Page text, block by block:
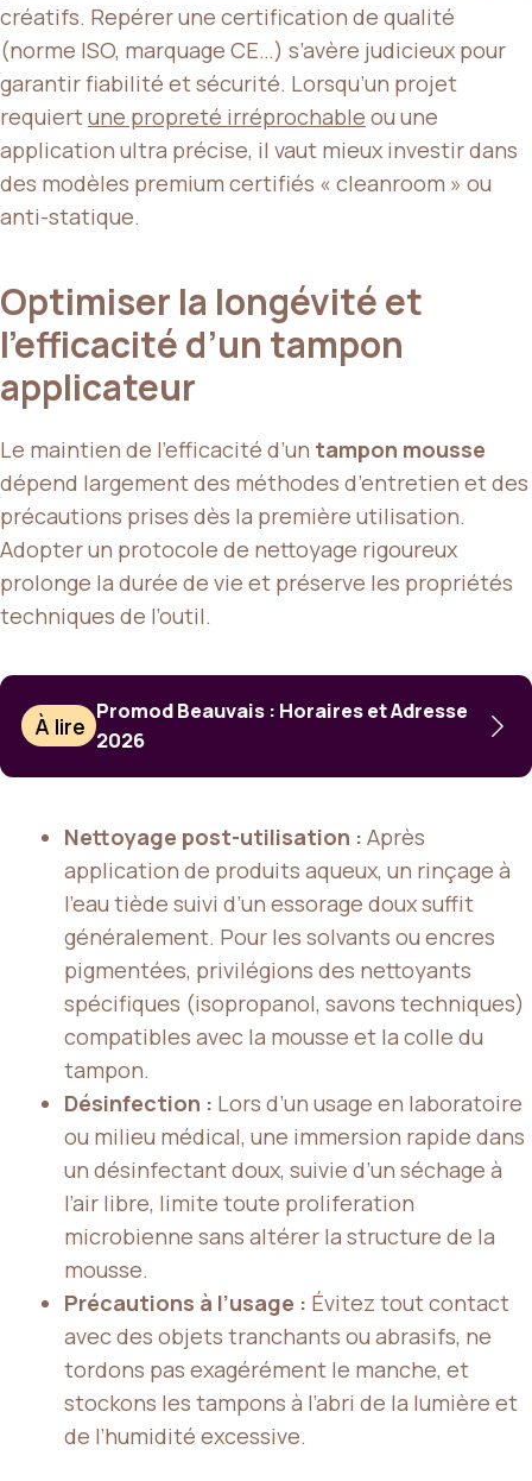
créatifs. Repérer une certification de qualité
(norme ISO, marquage CE…) s’avère judicieux pour
garantir fiabilité et sécurité. Lorsqu’un projet
requiertune propreté irréprochable ou une
application ultra précise, il vaut mieux investir dans
des modèles premium certifiés « cleanroom » ou
anti-statique.
Optimiser la longévité et
l’efficacité d’un tampon
applicateur
Le maintien de l’efficacité d’un tampon mousse
dépend largement des méthodes d’entretien et des
précautions prises dès la première utilisation.
Adopter un protocole de nettoyage rigoureux
prolonge la durée de vie et préserve les propriétés
techniques de l’outil.
À lire
Promod Beauvais : Horaires et Adresse
2026
Nettoyage post-utilisation : Après
application de produits aqueux, un rinçage à
l’eau tiède suivi d’un essorage doux suffit
généralement. Pour les solvants ou encres
pigmentées, privilégions des nettoyants
spécifiques (isopropanol, savons techniques)
compatibles avec la mousse et la colle du
tampon.
Désinfection : Lors d’un usage en laboratoire
ou milieu médical, une immersion rapide dans
un désinfectant doux, suivie d’un séchage à
l’air libre, limite toute proliferation
microbienne sans altérer la structure de la
mousse.
Précautions à l’usage : Évitez tout contact
avec des objets tranchants ou abrasifs, ne
tordons pas exagérément le manche, et
stockons les tampons à l’abri de la lumière et
de l’humidité excessive.